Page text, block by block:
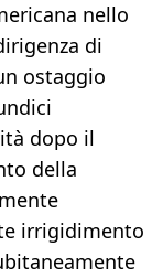
nello
di
ostaggio
dopo il
della
irrigidimento